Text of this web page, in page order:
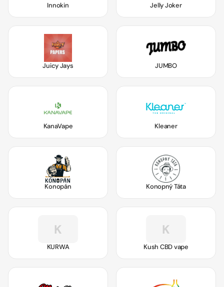
Innokin Jelly Joker
Juicy Jays JUMBO
KanaVape Kleaner
Konopán Konopný Táta
K
KURWA
K
Kush CBD vape